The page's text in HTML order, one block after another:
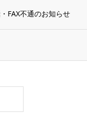
FAX不通のお知らせ